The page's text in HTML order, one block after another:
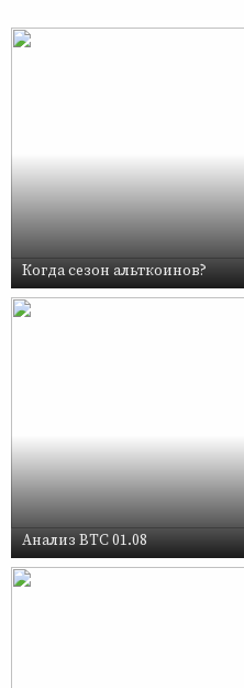
Когда сезон альткоинов?
Анализ BTC 01.08